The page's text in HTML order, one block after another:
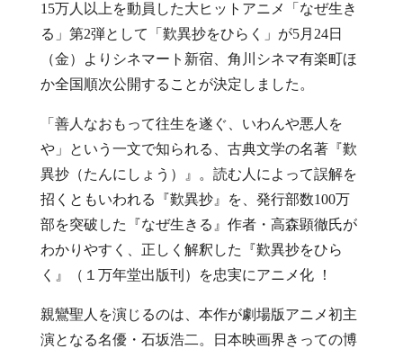
15万人以上を動員した大ヒットアニメ「なぜ生き
る」第2弾として「歎異抄をひらく」が5月24日
（金）よりシネマート新宿、角川シネマ有楽町ほ
か全国順次公開することが決定しました。
「善人なおもって往生を遂ぐ、いわんや悪人を
や」という一文で知られる、古典文学の名著『歎
異抄（たんにしょう）』。読む人によって誤解を
招くともいわれる『歎異抄』を、発行部数100万
部を突破した『なぜ生きる』作者・高森顕徹氏が
わかりやすく、正しく解釈した『歎異抄をひら
く』（１万年堂出版刊）を忠実にアニメ化 ！
親鸞聖人を演じるのは、本作が劇場版アニメ初主
演となる名優・石坂浩二。日本映画界きっての博